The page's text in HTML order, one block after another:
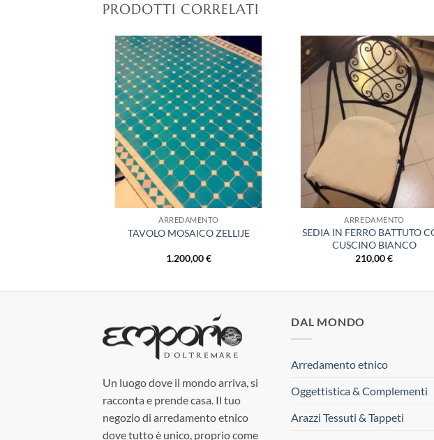
PRODOTTI CORRELATI
Aggiungi
alla lista
dei
desideri
ARREDAMENTO
TAVOLO MOSAICO ZELLIJE
1.200,00€
ARREDAMENTO
SEDIA IN FERRO BATTUTO
CUSCINO BIANCO
210,00€
Un luogo dove il mondo arriva, si
racconta e prende casa. Il tuo
negozio di arredamento etnico
dove tutto è unico, proprio come
DAL MONDO
Arredamento etnico
Oggettistica & Complementi
Arazzi Tessuti & Tappeti